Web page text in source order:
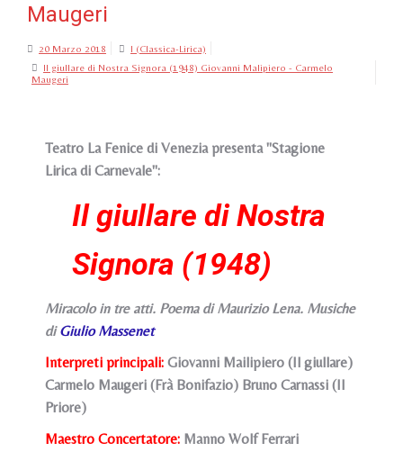
Maugeri
20 Marzo 2018
I (Classica-Lirica)
Il giullare di Nostra Signora (1948) Giovanni Malipiero - Carmelo
Maugeri
Teatro La Fenice di Venezia presenta "Stagione
Lirica di Carnevale":
Il giullare di Nostra
Signora (1948)
Miracolo in tre atti. Poema di Maurizio Lena. Musiche
diGiulio Massenet
Interpreti principali: Giovanni Mailipiero (Il giullare)
Carmelo Maugeri (Frà Bonifazio) Bruno Carnassi (Il
Priore)
Maestro Concertatore: Manno Wolf Ferrari